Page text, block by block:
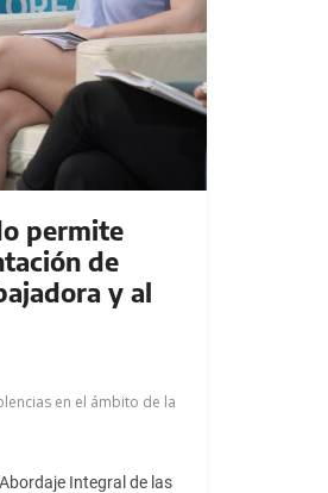
permite
de
y al
en el ámbito de la
Integral de las